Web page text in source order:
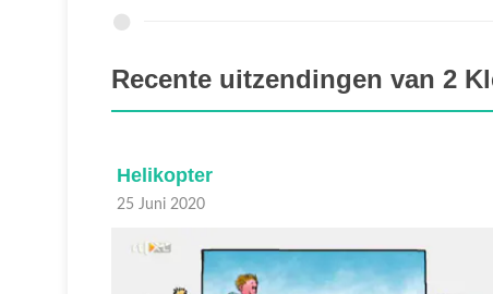
Recente uitzendingen van 2
Helikopter
25 Juni 2020